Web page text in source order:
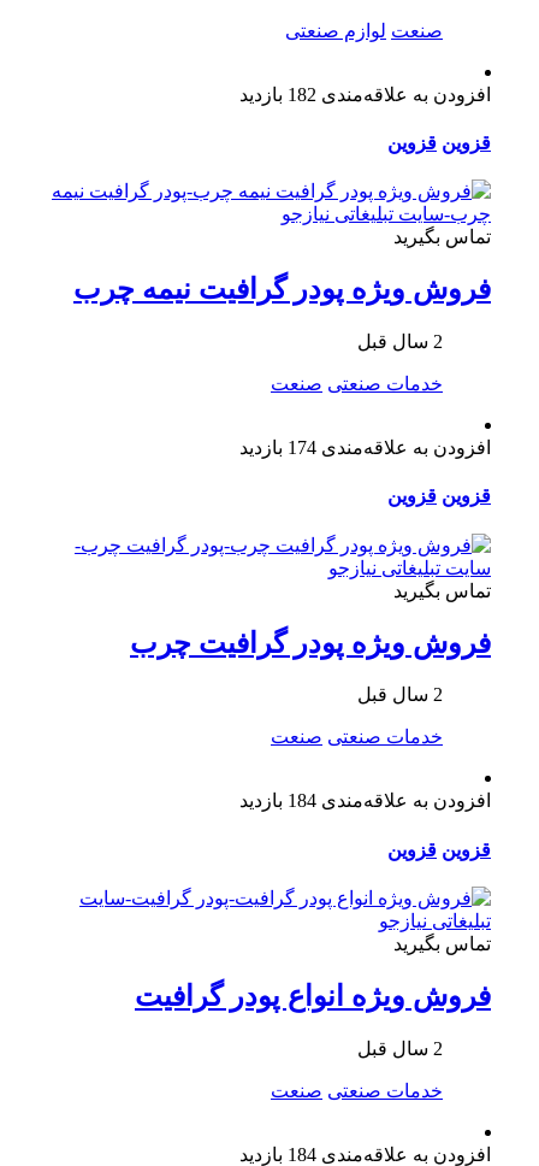
صنعت لوازم صنعتی
افزودن به علاقه‌مندی 182 بازدید
قزوین قزوین
تماس بگیرید
فروش ویژه پودر گرافیت نیمه چرب
2 سال قبل
خدمات صنعتی صنعت
افزودن به علاقه‌مندی 174 بازدید
قزوین قزوین
تماس بگیرید
فروش ویژه پودر گرافیت چرب
2 سال قبل
خدمات صنعتی صنعت
افزودن به علاقه‌مندی 184 بازدید
قزوین قزوین
تماس بگیرید
فروش ویژه انواع پودر گرافیت
2 سال قبل
خدمات صنعتی صنعت
افزودن به علاقه‌مندی 184 بازدید